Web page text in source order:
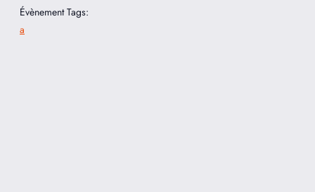
Évènement Tags:
a